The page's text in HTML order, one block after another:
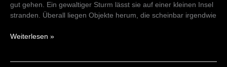
gut gehen. Ein gewaltiger Sturm lässt sie auf einer kleinen Insel
stranden. Überall liegen Objekte herum, die scheinbar irgendwie
Weiterlesen »